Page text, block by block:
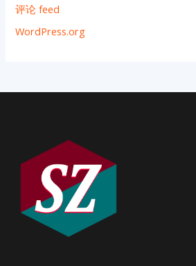
评论 feed
WordPress.org